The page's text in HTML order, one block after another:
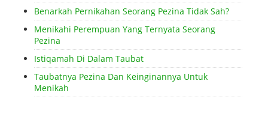
Benarkah Pernikahan Seorang Pezina Tidak Sah?
Menikahi Perempuan Yang Ternyata Seorang
Pezina
Istiqamah Di Dalam Taubat
Taubatnya Pezina Dan Keinginannya Untuk
Menikah